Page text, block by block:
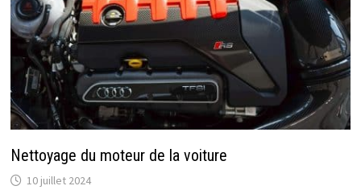
Nettoyage du moteur de la voiture
10 juillet 2024